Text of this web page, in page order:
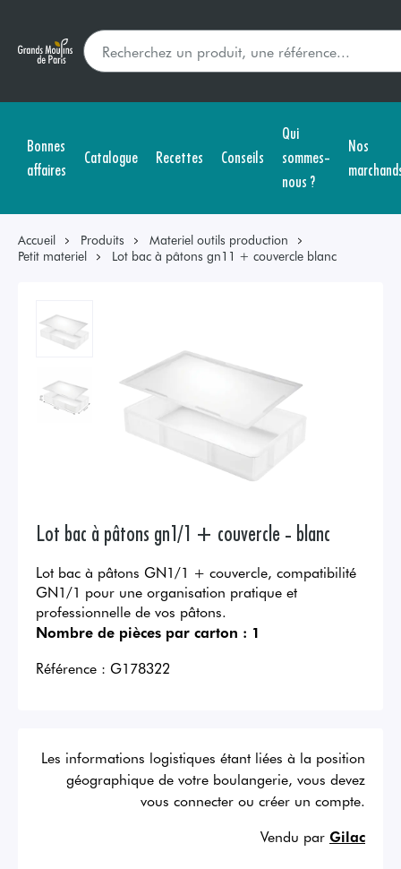
Bonnes
affaires
Catalogue Recettes Conseils
Qui
sommes-
nous ?
Nos
Accueil Produits
Materiel outils production
Petit materiel
Lot bac à pâtons gn11 + couvercle blanc
Lot bac à pâtons gn1/1 + couvercle - blanc
Lot bac à pâtons GN1/1 + couvercle, compatibilité
GN1/1 pour une organisation pratique et
professionnelle de vos pâtons.
Nombre de pièces par carton : 1
Référence : G178322
Les informations logistiques étant liées à la position
géographique de votre boulangerie, vous devez
vous connecter ou créer un compte.
Vendu par Gilac